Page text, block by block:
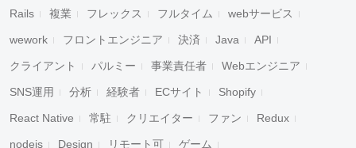
Rails 複業 フレックス フルタイム webサービス
wework フロントエンジニア 決済 Java API
クライアント パルミー 事業責任者 Webエンジニア
SNS運用 分析 経験者 ECサイト Shopify
React Native 常駐 クリエイター ファン Redux
nodejs Design リモート可 ゲーム